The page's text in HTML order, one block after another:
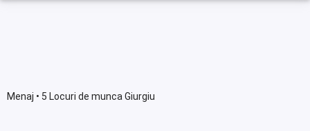
Menaj • 5 Locuri de munca Giurgiu